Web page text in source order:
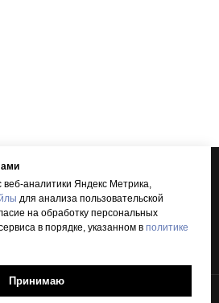
аналитики Яндекс Метрика,
для анализа пользовательской
на обработку персональных
в порядке, указанном в политике
Принимаю